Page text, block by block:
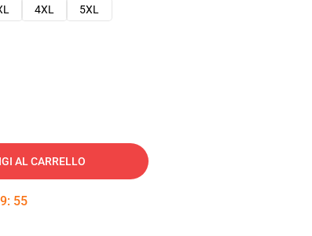
4XL
5XL
AL CARRELLO
: 54